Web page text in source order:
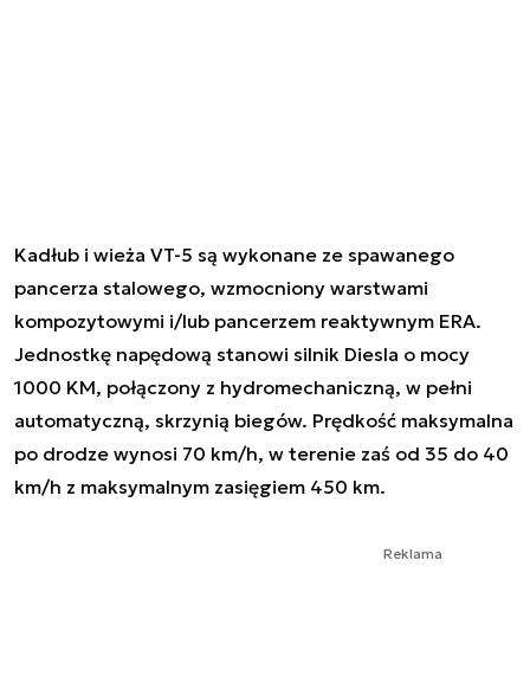
Kadłub i wieża VT-5 są wykonane ze spawanego
pancerza stalowego, wzmocniony warstwami
kompozytowymi i/lub pancerzem reaktywnym ERA.
Jednostkę napędową stanowi silnik Diesla o mocy
1000 KM, połączony z hydromechaniczną, w pełni
automatyczną, skrzynią biegów. Prędkość maksymalna
po drodze wynosi 70 km/h, w terenie zaś od 35 do 40
km/h z maksymalnym zasięgiem 450 km.
Reklama